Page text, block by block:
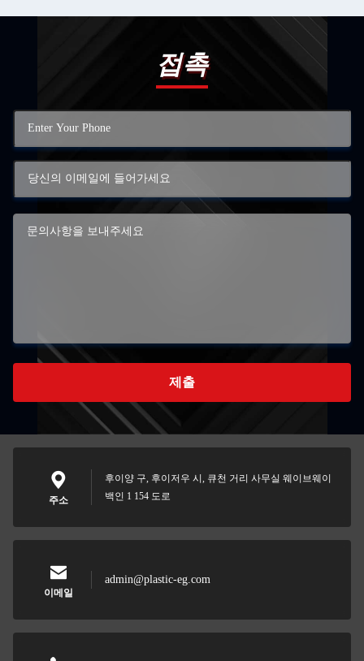
접촉
제출
주소
후이양 구, 후이저우 시, 큐천 거리 사무실 웨이브웨이
백인 1 154 도로
이메일
admin@plastic-eg.com